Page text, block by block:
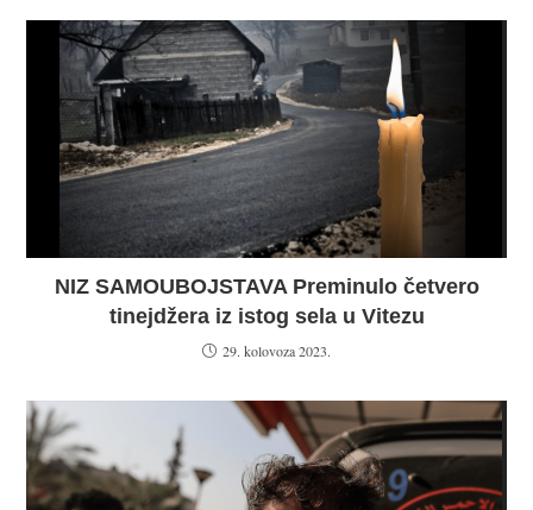
NIZ SAMOUBOJSTAVA Preminulo četvero
tinejdžera iz istog sela u Vitezu
29. kolovoza 2023.